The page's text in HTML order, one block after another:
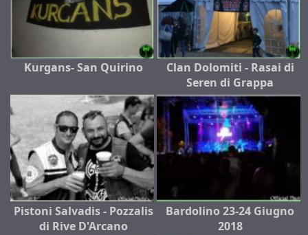
Kurgans- San Quirino
Clan Dolomiti - Rasai di
Seren di Grappa
Pistoni Salvadis - Pozzalis
di Rive D'Arcano
Bardolino 23-24 Giugno
2018